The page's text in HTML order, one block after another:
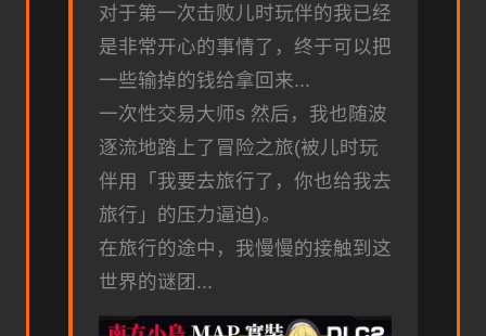
对于第一次击败儿时玩伴的我已经
是非常开心的事情了，终于可以把
一些输掉的钱给拿回来...
一次性交易大师s 然后，我也随波
逐流地踏上了冒险之旅(被儿时玩
伴用「我要去旅行了，你也给我去
旅行」的压力逼迫)。
在旅行的途中，我慢慢的接触到这
世界的谜团...